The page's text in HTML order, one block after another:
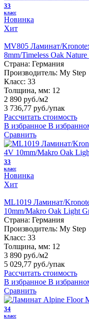
33
класс
Новинка
Хит
MV805 Ламинат/
8mm/Timeless Oak
Страна: Германия
Производитель: My Step
Класс: 33
Толщина, мм: 12
2 890 руб./м2
3 736,77 руб./упак
Рассчитать стоимость
В избранное В
Сравнить
33
класс
Новинка
Хит
ML1019 Ламинат/
10mm/Makro Oak Light
Страна: Германия
Производитель: My Step
Класс: 33
Толщина, мм: 12
3 890 руб./м2
5 029,77 руб./упак
Рассчитать стоимость
В избранное В
Сравнить
34
класс